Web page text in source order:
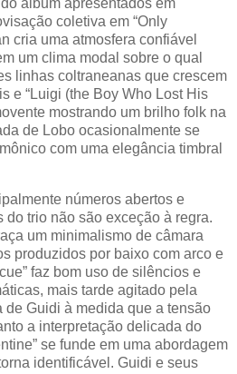
álbum apresentados em
coletiva em “Only
cria uma atmosfera confiável
um clima modal sobre o qual
linhas coltraneanas que crescem
e “Luigi (the Boy Who Lost His
mostrando um brilho folk na
de Lobo ocasionalmente se
com uma elegância timbral
números abertos e
do trio não são exceção à regra.
um minimalismo de câmara
produzidos por baixo com arco e
faz bom uso de silêncios e
mais tarde agitado pela
Guidi à medida que a tensão
a interpretação delicada do
se funde em uma abordagem
identificável. Guidi e seus